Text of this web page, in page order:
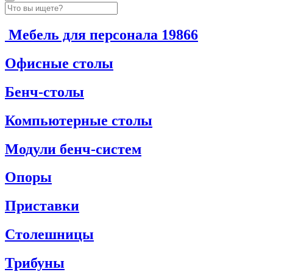
Мебель для персонала 19866
Офисные столы
Бенч-столы
Компьютерные столы
Модули бенч-систем
Опоры
Приставки
Столешницы
Трибуны